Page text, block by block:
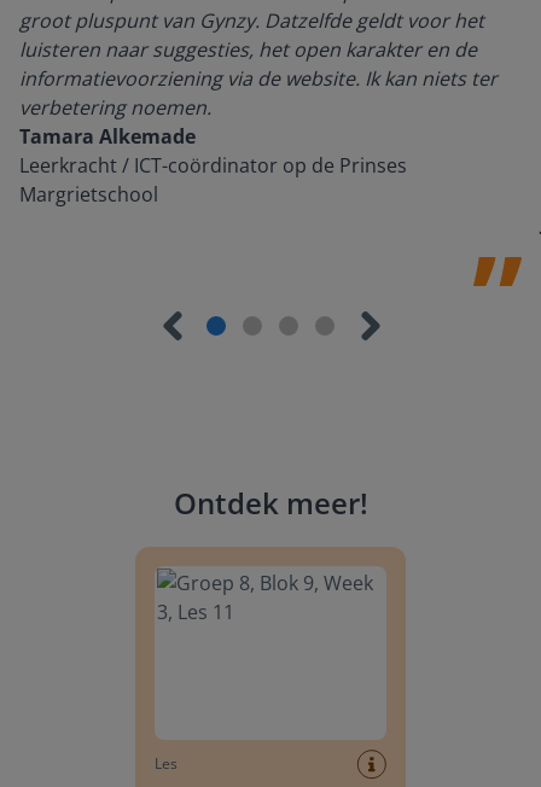
groot pluspunt van Gynzy. Datzelfde geldt voor het
luisteren naar suggesties, het open karakter en de
informatievoorziening via de website. Ik kan niets ter
verbetering noemen.
Tamara Alkemade
Leerkracht / ICT-coördinator op de Prinses
Margrietschool
Ontdek meer!
Les